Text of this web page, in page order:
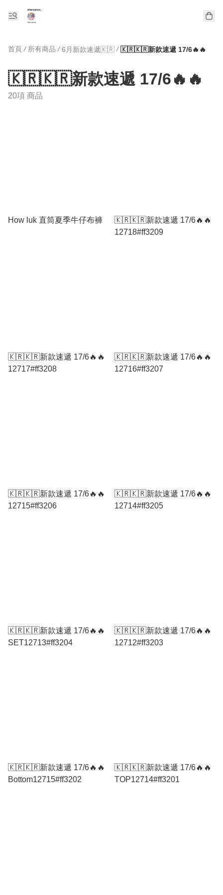
首頁 / 所有商品 / 6月新款速遞🇰🇷 / 🇰🇷🇰🇷新款速遞 17/6🔥🔥
🇰🇷🇰🇷新款速遞 17/6🔥🔥
20項 商品
How luk 直筒夏季牛仔布褲
🇰🇷🇰🇷新款速遞 17/6🔥🔥
12718#ff3209
🇰🇷🇰🇷新款速遞 17/6🔥🔥
12717#ff3208
🇰🇷🇰🇷新款速遞 17/6🔥🔥
12716#ff3207
🇰🇷🇰🇷新款速遞 17/6🔥🔥
12715#ff3206
🇰🇷🇰🇷新款速遞 17/6🔥🔥
12714#ff3205
🇰🇷🇰🇷新款速遞 17/6🔥🔥
SET12713#ff3204
🇰🇷🇰🇷新款速遞 17/6🔥🔥
12712#ff3203
🇰🇷🇰🇷新款速遞 17/6🔥🔥
Bottom12715#ff3202
🇰🇷🇰🇷新款速遞 17/6🔥🔥
TOP12714#ff3201